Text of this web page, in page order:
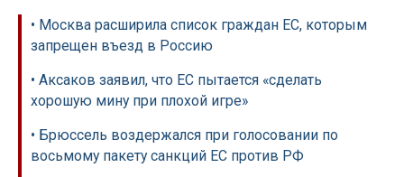
• Москва расширила список граждан ЕС, которым
запрещен въезд в Россию
• Аксаков заявил, что ЕС пытается «сделать
хорошую мину при плохой игре»
• Брюссель воздержался при голосовании по
восьмому пакету санкций ЕС против РФ